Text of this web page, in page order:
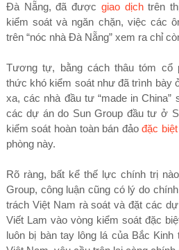
Đà Nẵng, đã được giao dịchtrên
kiểm soát và ngăn chặn, việc các
trên “nóc nhà Đà Nẵng” xem ra chỉ
Tương tự, bằng cách thâu tóm cổ
thức khó kiểm soát như đã trình bày
xa, các nhà đầu tư “made in
các dự án do Sun Group đầu tư ở
kiểm soát hoàn toàn bán đảođặc
phòng này.
Rõ ràng, bất kể thế lực chính trị
Group, công luận cũng có lý do
trách Việt Nam rà soát và đặt các
Viết Lam vào vòng kiểm soát đặc
luôn bị bàn tay lông lá của Bắc